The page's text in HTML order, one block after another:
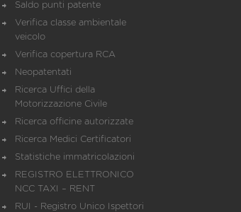
Saldo punti patente
Verifica classe ambientale
veicolo
Verifica copertura RCA
Neopatentati
Ricerca Uffici della
Motorizzazione Civile
Ricerca officine autorizzate
Ricerca Medici Certificatori
Statistiche immatricolazioni
REGISTRO ELETTRONICO
NCC TAXI – RENT
RUI - Registro Unico Ispettori